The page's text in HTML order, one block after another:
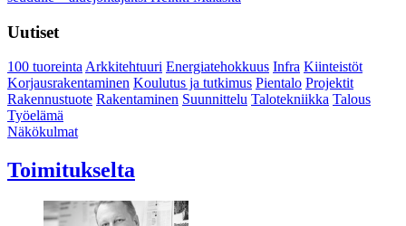
Uutiset
100 tuoreintaArkkitehtuuri Energiatehokkuus Infra Kiinteistöt
Korjausrakentaminen Koulutus ja tutkimus Pientalo Projektit
Rakennustuote Rakentaminen Suunnittelu Talotekniikka Talous
Työelämä
Näkökulmat
Toimitukselta